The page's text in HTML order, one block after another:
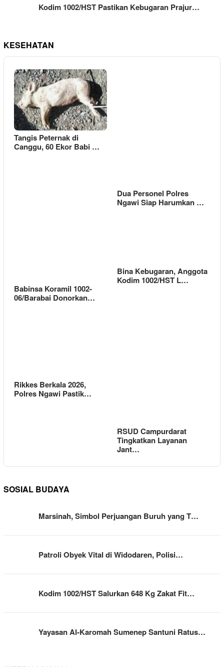
Kodim 1002/HST Pastikan Kebugaran Prajur…
KESEHATAN
Tangis Peternak di
Canggu, 60 Ekor Babi …
Dua Personel Polres
Ngawi Siap Harumkan …
Babinsa Koramil 1002-
06/Barabai Donorkan…
Bina Kebugaran, Anggota
Kodim 1002/HST L…
Rikkes Berkala 2026,
Polres Ngawi Pastik…
RSUD Campurdarat
Tingkatkan Layanan
Jant…
SOSIAL BUDAYA
Marsinah, Simbol Perjuangan Buruh yang T…
Patroli Obyek Vital di Widodaren, Polisi…
Kodim 1002/HST Salurkan 648 Kg Zakat Fit…
Yayasan Al-Karomah Sumenep Santuni Ratus…